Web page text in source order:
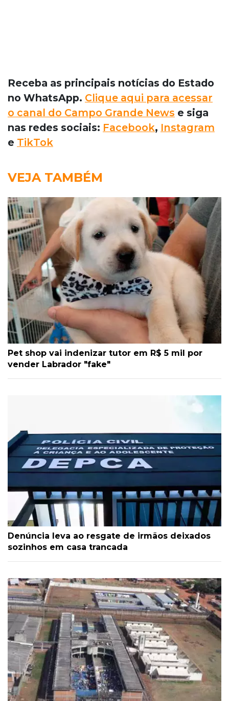
Receba as principais notícias do Estado
no WhatsApp. Clique aqui para acessar
o canal do Campo Grande News e siga
nas redes sociais: Facebook, Instagram
e TikTok
VEJA TAMBÉM
Pet shop vai indenizar tutor em R$ 5 mil por
vender Labrador "fake"
Denúncia leva ao resgate de irmãos deixados
sozinhos em casa trancada